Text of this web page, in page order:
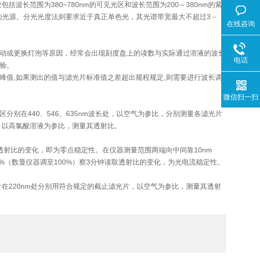
波长范围为380~780nm的可见光区和波长范围为200～380nm的紫
源。分光光度法则要求近于真正单色光，其光谱带宽最大不超过3－
更换灯泡等原因，经常会出现刻度盘上的读数与实际通过溶液的波长
。
值,如果测出的值与滤光片标准值之差超出规程规定,则需要进行波长调
别在440、546、635nm波长处，以空气为参比，分别测量各滤光片
高氯酸溶液为参比，测量其透射比。
的变化，即为零点稳定性。在仪器测量范围两端向中间靠10nm
数显仪器调至100%）察3分钟读取透射比的变化，为光电流稳定性。
处分别用符合规定的截止滤光片，以空气为参比，测量其透射
在线咨询
电话
微信扫一扫